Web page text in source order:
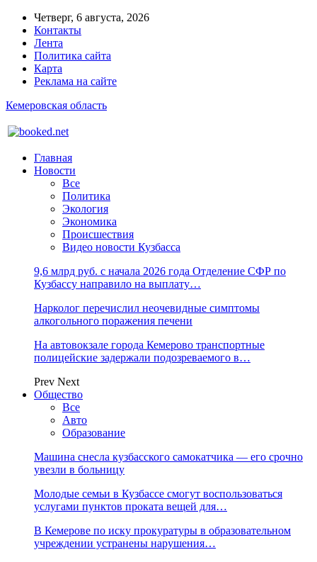
Четверг, 6 августа, 2026
Контакты
Лента
Политика сайта
Карта
Реклама на сайте
Кемеровская область
Главная
Новости
Все
Политика
Экология
Экономика
Происшествия
Видео новости Кузбасса
9,6 млрд руб. с начала 2026 года Отделение СФР по
Кузбассу направило на выплату…
Нарколог перечислил неочевидные симптомы
алкогольного поражения печени
На автовокзале города Кемерово транспортные
полицейские задержали подозреваемого в…
Prev Next
Общество
Все
Авто
Образование
Машина снесла кузбасского самокатчика — его срочно
увезли в больницу
Молодые семьи в Кузбассе смогут воспользоваться
услугами пунктов проката вещей для…
В Кемерове по иску прокуратуры в образовательном
учреждении устранены нарушения…